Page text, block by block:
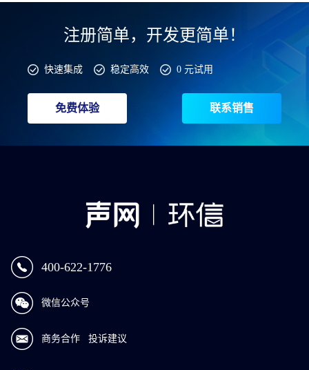
注册简单，开发更简单！
快速集成 稳定高效 0 元试用
免费体验 联系销售
400-622-1776
微信公众号
商务合作 投诉建议